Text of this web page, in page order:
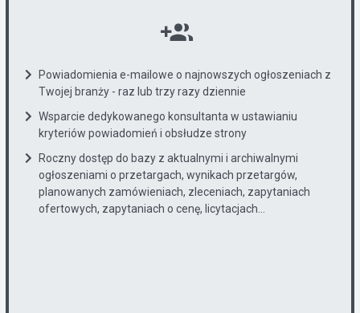
Powiadomienia e-mailowe o najnowszych ogłoszeniach z
Twojej branży - raz lub trzy razy dziennie
Wsparcie dedykowanego konsultanta w ustawianiu
kryteriów powiadomień i obsłudze strony
Roczny dostęp do bazy z aktualnymi i archiwalnymi
ogłoszeniami o przetargach, wynikach przetargów,
planowanych zamówieniach, zleceniach, zapytaniach
ofertowych, zapytaniach o cenę, licytacjach...